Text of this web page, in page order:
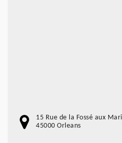
15 Rue de la Fossé aux
45000 Orleans